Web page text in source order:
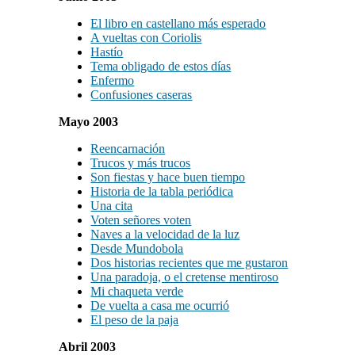
El libro en castellano más esperado
A vueltas con Coriolis
Hastío
Tema obligado de estos días
Enfermo
Confusiones caseras
Mayo 2003
Reencarnación
Trucos y más trucos
Son fiestas y hace buen tiempo
Historia de la tabla periódica
Una cita
Voten señores voten
Naves a la velocidad de la luz
Desde Mundobola
Dos historias recientes que me gustaron
Una paradoja, o el cretense mentiroso
Mi chaqueta verde
De vuelta a casa me ocurrió
El peso de la paja
Abril 2003